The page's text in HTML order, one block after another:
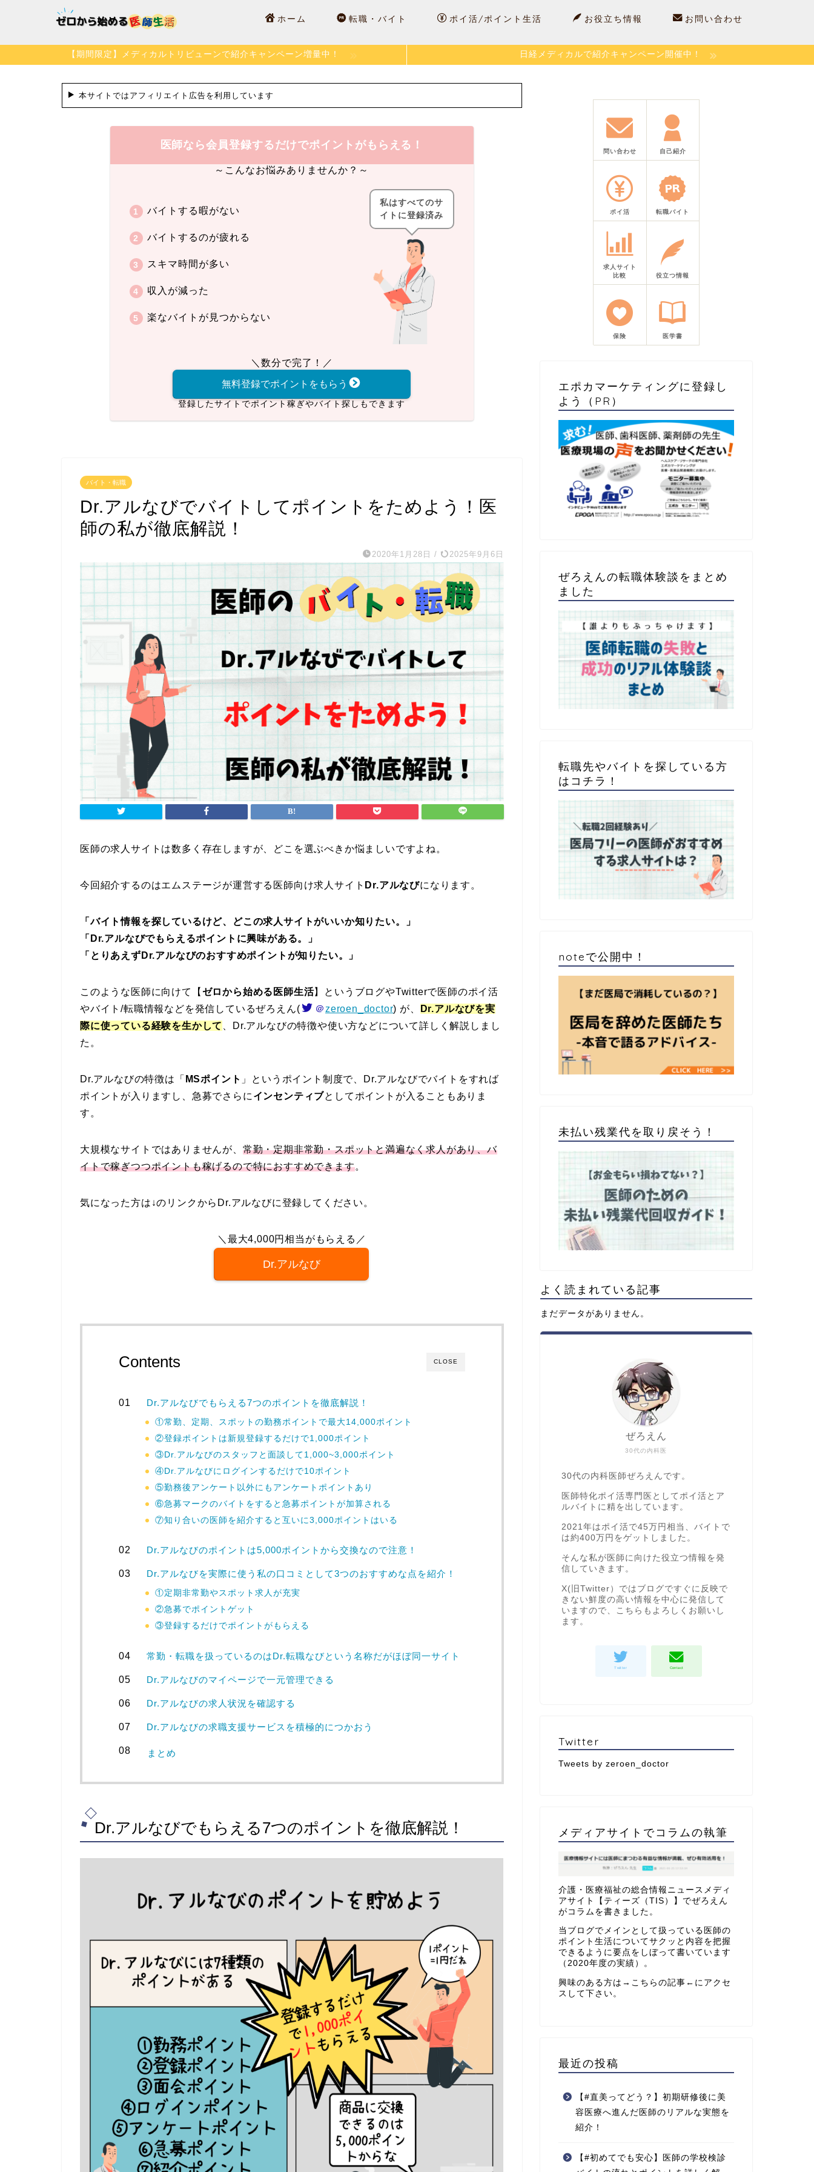
ホーム 転職・バイト ポイ活/ポイント生活 お役立ち情報 お問い合わせ
【期間限定】メディカルトリビューンで紹介キャンペーン増量中！ 日経メディカルで紹介キャンペーン開催中！
本サイトではアフィリエイト広告を利用しています
医師なら会員登録するだけでポイントがもらえる！
～こんなお悩みありませんか？～
バイトする暇がない
バイトするのが疲れる
スキマ時間が多い
収入が減った
楽なバイトが見つからない
私はすべてのサ
イトに登録済み
＼数分で完了！／
無料登録でポイントをもらう
登録したサイトでポイント稼ぎやバイト探しもできます
バイト・転職
Dr.アルなびでバイトしてポイントをためよう！医
師の私が徹底解説！
2020年1月28日 / 2025年9月6日
医師の求人サイトは数多く存在しますが、どこを選ぶべきか悩ましいですよね。
今回紹介するのはエムステージが運営する医師向け求人サイト Dr.アルなびになります。
「バイト情報を探しているけど、どこの求人サイトがいいか知りたい。」
「Dr.アルなびでもらえるポイントに興味がある。」
「とりあえずDr.アルなびのおすすめポイントが知りたい。」
このような医師に向けて【 ゼロから始める医師生活】というブログやTwitterで医師のポイ活
やバイト/転職情報などを発信しているぜろえん(
＠zeroen_doctor) が、
Dr.アルなびを実
際に使っている経験を生かして
、Dr.アルなびの特徴や使い方などについて詳しく解説しまし
た。
Dr.アルなびの特徴は「 MSポイント 」というポイント制度で、Dr.アルなびでバイトをすれば
ポイントが入りますし、急募でさらに インセンティブとしてポイントが入ることもありま
す。
大規模なサイトではありませんが、 常勤・定期非常勤・スポットと満遍なく求人があり、バ
イトで稼ぎつつポイントも稼げるので特におすすめできます。
気になった方は↓のリンクからDr.アルなびに登録してください。
＼最大4,000円相当がもらえる／
Dr.アルなび
CLOSE
Contents
Dr.アルなびでもらえる7つのポイントを徹底解説！
①常勤、定期、スポットの勤務ポイントで最大14,000ポイント
②登録ポイントは新規登録するだけで1,000ポイント
③Dr.アルなびのスタッフと面談して1,000~3,000ポイント
④Dr.アルなびにログインするだけで10ポイント
⑤勤務後アンケート以外にもアンケートポイントあり
⑥急募マークのバイトをすると急募ポイントが加算される
⑦知り合いの医師を紹介すると互いに3,000ポイントはいる
Dr.アルなびのポイントは5,000ポイントから交換なので注意！
Dr.アルなびを実際に使う私の口コミとして3つのおすすめな点を紹介！
①定期非常勤やスポット求人が充実
②急募でポイントゲット
③登録するだけでポイントがもらえる
常勤・転職を扱っているのはDr.転職なびという名称だがほぼ同一サイト
Dr.アルなびのマイページで一元管理できる
Dr.アルなびの求人状況を確認する
Dr.アルなびの求職支援サービスを積極的につかおう
まとめ
Dr.アルなびでもらえる7つのポイントを徹底解説！
問い合わせ 自己紹介
ポイ活 転職バイト
求人サイト
比較
役立つ情報
保険 医学書
エポカマーケティングに登録し
よう（PR）
ぜろえんの転職体験談をまとめ
ました
転職先やバイトを探している方
はコチラ！
noteで公開中！
未払い残業代を取り戻そう！
よく読まれている記事
まだデータがありません。
30代の内科医
ぜろえん
30代の内科医師ぜろえんです。
医師特化ポイ活専門医としてポイ活とア
ルバイトに精を出しています。
2021年はポイ活で45万円相当、バイトで
は約400万円をゲットしました。
そんな私が医師に向けた役立つ情報を発
信していきます。
X(旧Twitter）ではブログですぐに反映で
きない鮮度の高い情報を中心に発信して
いますので、こちらもよろしくお願いし
ます。
Twitter
Tweets by zeroen_doctor
メディアサイトでコラムの執筆
介護・医療福祉の総合情報ニュースメディ
アサイト【 ティーズ（TIS）
】でぜろえん
がコラムを書きました。
当ブログでメインとして扱っている医師の
ポイント生活についてサクッと内容を把握
できるように要点をしぼって書いています
（2020年度の実績）。
興味のある方は→ こちらの記事 ←にアクセ
スして下さい。
最近の投稿
【#直美ってどう？】初期研修後に美
容医療へ進んだ医師のリアルな実態を
紹介！
【#初めてでも安心】医師の学校検診